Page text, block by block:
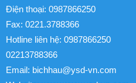
Điện thoại: 0987866250
Fax: 0221.3788366
Hotline liên hệ: 0987866250
02213788366
Email: bichhau@ysd-vn.com